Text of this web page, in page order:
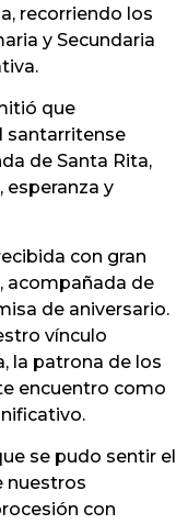
recorriendo los
y Secundaria
que
santarritense
de Santa Rita,
y
con gran
acompañada de
de aniversario.
vínculo
la patrona de los
encuentro como
se pudo sentir el
nuestros
con